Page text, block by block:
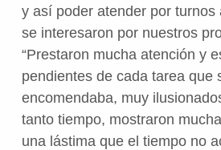
y así poder atender por turnos
se interesaron por nuestros
“Prestaron mucha atención y
pendientes de cada tarea que
encomendaba, muy
tanto tiempo, mostraron
una lástima que el tiempo no